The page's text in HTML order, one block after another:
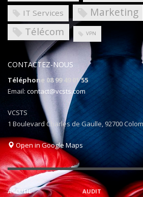
IT Services
Marketing
Télécom VPN
CONTACTEZ-NOUS
Téléphone 08 99 49 01 55
Email: contact@vcsts.com
VCSTS
1 Boulevard Charles de Gaulle, 92700
Open in Google Maps
ACCUEIL
AUDIT